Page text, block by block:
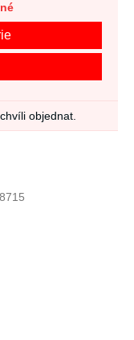
objednat.